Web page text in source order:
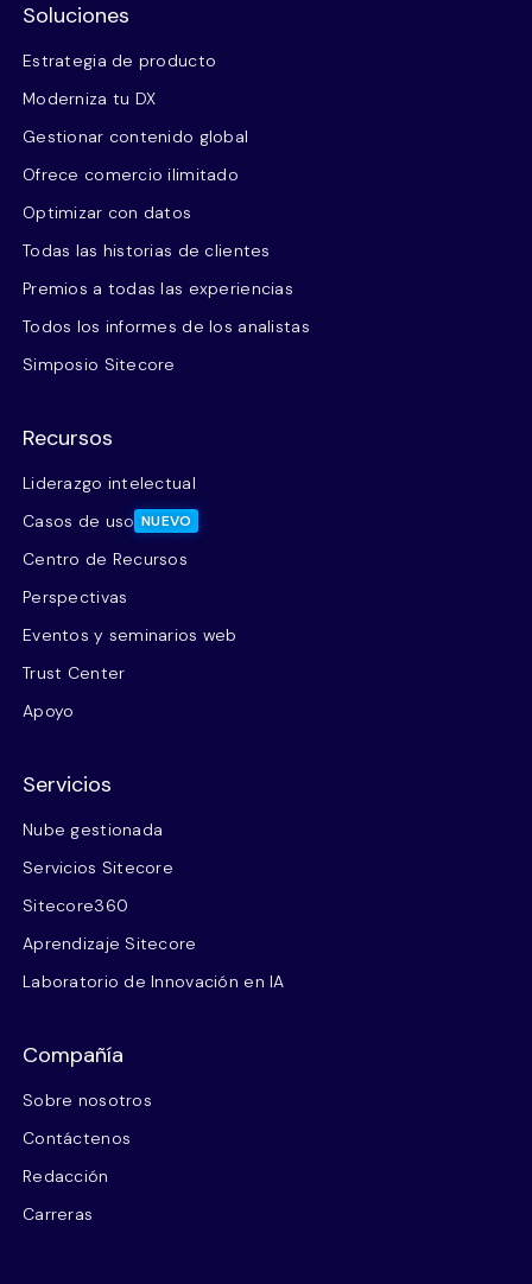
Soluciones
Estrategia de producto
Moderniza tu DX
Gestionar contenido global
Ofrece comercio ilimitado
Optimizar con datos
Todas las historias de clientes
Premios a todas las experiencias
Todos los informes de los analistas
Simposio Sitecore
Recursos
Liderazgo intelectual
Casos de uso NUEVO
Centro de Recursos
Perspectivas
Eventos y seminarios web
Trust Center
Apoyo
Servicios
Nube gestionada
Servicios Sitecore
Sitecore360
Aprendizaje Sitecore
Laboratorio de Innovación en IA
Compañía
Sobre nosotros
Contáctenos
Redacción
Carreras